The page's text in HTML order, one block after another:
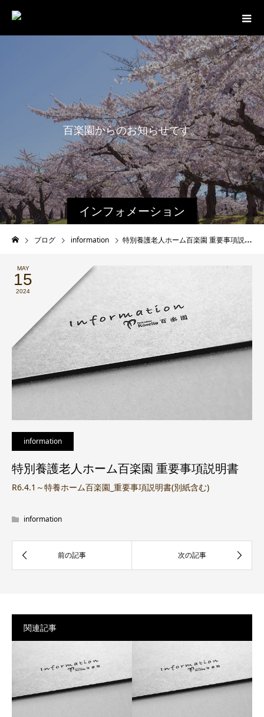
インフォメーション
百楽園からのお知らせです。
ブログ information 特別養護老人ホーム百楽園 重要事項説明書
MAY
15
2024
information
特別養護老人ホーム百楽園 重要事項説明書
R6.4.1～特養ホーム百楽園_重要事項説明書(別紙含む)
information
関連記事